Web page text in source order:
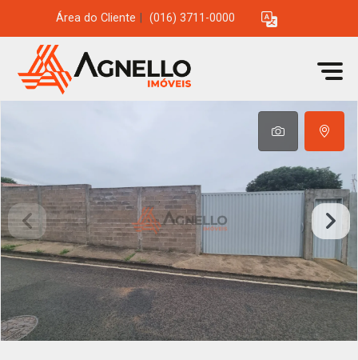
Área do Cliente (016) 3711-0000